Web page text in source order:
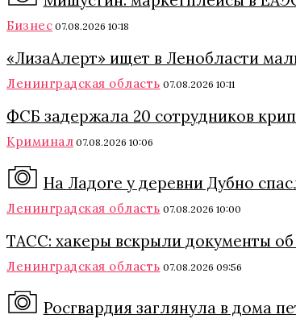
Бизнес 07.08.2026 10:18
«ЛизаАлерт» ищет в Ленобласти
Ленинградская область 07.08.2026 10:11
ФСБ задержала 20 сотрудников
Криминал 07.08.2026 10:06
На Ладоге у деревни Дубно
Ленинградская область 07.08.2026 10:00
ТАСС: хакеры вскрыли документы
Ленинградская область 07.08.2026 09:56
Росгвардия заглянула в дома